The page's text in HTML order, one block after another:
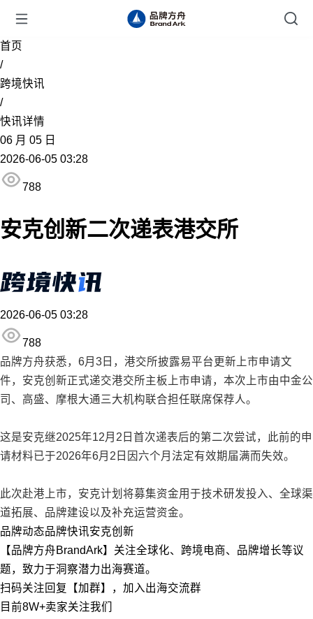
首页
/
跨境快讯
/
快讯详情
06 月 05 日
2026-06-05 03:28
788
安克创新二次递表港交所
2026-06-05 03:28
788
品牌方舟获悉，6月3日，港交所披露易平台更新上市申请文
件，安克创新正式递交港交所主板上市申请，本次上市由中金公
司、高盛、摩根大通三大机构联合担任联席保荐人。
这是安克继2025年12月2日首次递表后的第二次尝试，此前的申
请材料已于2026年6月2日因六个月法定有效期届满而失效。
此次赴港上市，安克计划将募集资金用于技术研发投入、全球渠
道拓展、品牌建设以及补充运营资金。
品牌动态品牌快讯安克创新
【品牌方舟BrandArk】关注全球化、跨境电商、品牌增长等议
题，致力于洞察潜力出海赛道。
扫码关注回复【加群】，加入出海交流群
目前8W+卖家关注我们